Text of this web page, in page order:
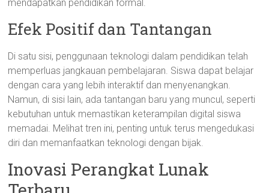
mendapatkan pendidikan formal.
Efek Positif dan Tantangan
Di satu sisi, penggunaan teknologi dalam pendidikan telah
memperluas jangkauan pembelajaran. Siswa dapat belajar
dengan cara yang lebih interaktif dan menyenangkan.
Namun, di sisi lain, ada tantangan baru yang muncul, seperti
kebutuhan untuk memastikan keterampilan digital siswa
memadai. Melihat tren ini, penting untuk terus mengedukasi
diri dan memanfaatkan teknologi dengan bijak.
Inovasi Perangkat Lunak